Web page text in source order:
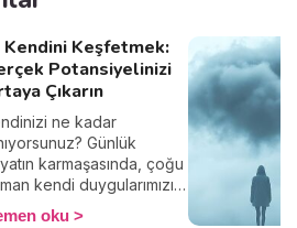
Kendini Keşfetmek:
Potansiyelinizi
Çıkarın
ne kadar
Günlük
karmaşasında, çoğu
kendi duygularımızı,
ve gerçek
oku